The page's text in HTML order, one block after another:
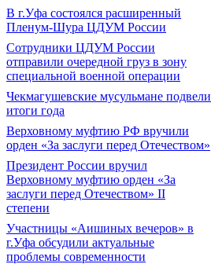
В г.Уфа состоялся расширенный
Пленум-Шура ЦДУМ России
Сотрудники ЦДУМ России
отправили очередной груз в зону
специальной военной операции
Чекмагушевские мусульмане подвели
итоги года
Верховному муфтию РФ вручили
орден «За заслуги перед Отечеством»
Президент России вручил
Верховному муфтию орден «За
заслуги перед Отечеством» II
степени
Участницы «Аишиных вечеров» в
г.Уфа обсудили актуальные
проблемы современности